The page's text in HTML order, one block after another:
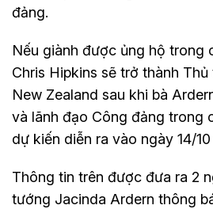
đảng.
Nếu giành được ủng hộ trong
Chris Hipkins sẽ trở thành
New Zealand sau khi bà
và lãnh đạo Công đảng trong
dự kiến diễn ra vào ngày 14/
Thông tin trên được đưa ra 2
tướng Jacinda Ardern thông